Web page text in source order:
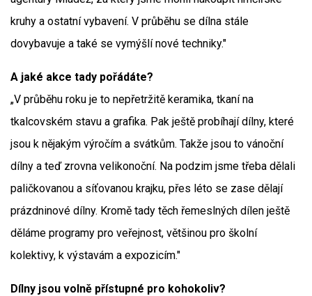
kruhy a ostatní vybavení. V průběhu se dílna stále
dovybavuje a také se vymýšlí nové techniky."
A jaké akce tady pořádáte?
„V průběhu roku je to nepřetržitě keramika, tkaní na
tkalcovském stavu a grafika. Pak ještě probíhají dílny, které
jsou k nějakým výročím a svátkům. Takže jsou to vánoční
dílny a teď zrovna velikonoční. Na podzim jsme třeba dělali
paličkovanou a síťovanou krajku, přes léto se zase dělají
prázdninové dílny. Kromě tady těch řemeslných dílen ještě
děláme programy pro veřejnost, většinou pro školní
kolektivy, k výstavám a expozicím."
Dílny jsou volně přístupné pro kohokoliv?